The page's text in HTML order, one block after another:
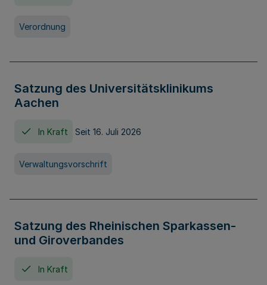
Verordnung
Satzung des Universitätsklinikums
Aachen
In Kraft Seit 16. Juli 2026
Verwaltungsvorschrift
Satzung des Rheinischen Sparkassen-
und Giroverbandes
In Kraft